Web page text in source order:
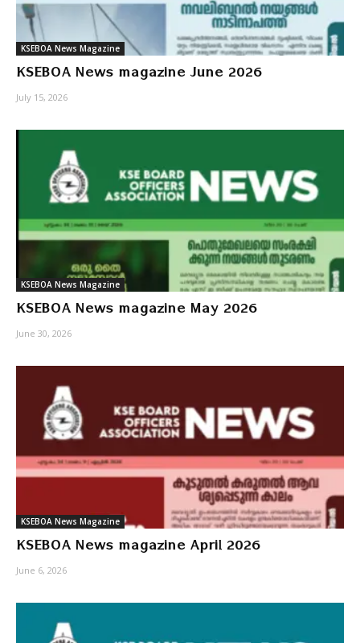
KSEBOA News Magazine
KSEBOA News magazine June 2026
July 15, 2026
KSEBOA News Magazine
KSEBOA News magazine May 2026
June 30, 2026
KSEBOA News Magazine
KSEBOA News magazine April 2026
June 6, 2026